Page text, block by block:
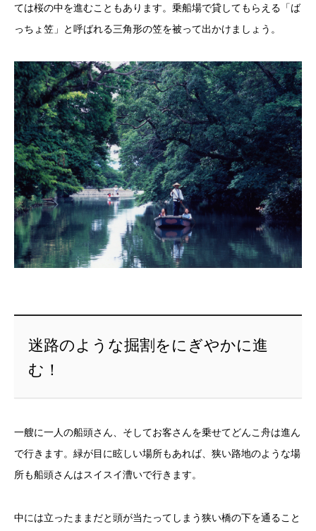
ては桜の中を進むこともあります。乗船場で貸してもらえる「ば
っちょ笠」と呼ばれる三角形の笠を被って出かけましょう。
迷路のような掘割をにぎやかに進
む！
一艘に一人の船頭さん、そしてお客さんを乗せてどんこ舟は進ん
で行きます。緑が目に眩しい場所もあれば、狭い路地のような場
所も船頭さんはスイスイ漕いで行きます。
中には立ったままだと頭が当たってしまう狭い橋の下を通ること